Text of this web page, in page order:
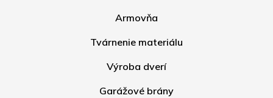
Armovňa
Tvárnenie materiálu
Výroba dverí
Garážové brány